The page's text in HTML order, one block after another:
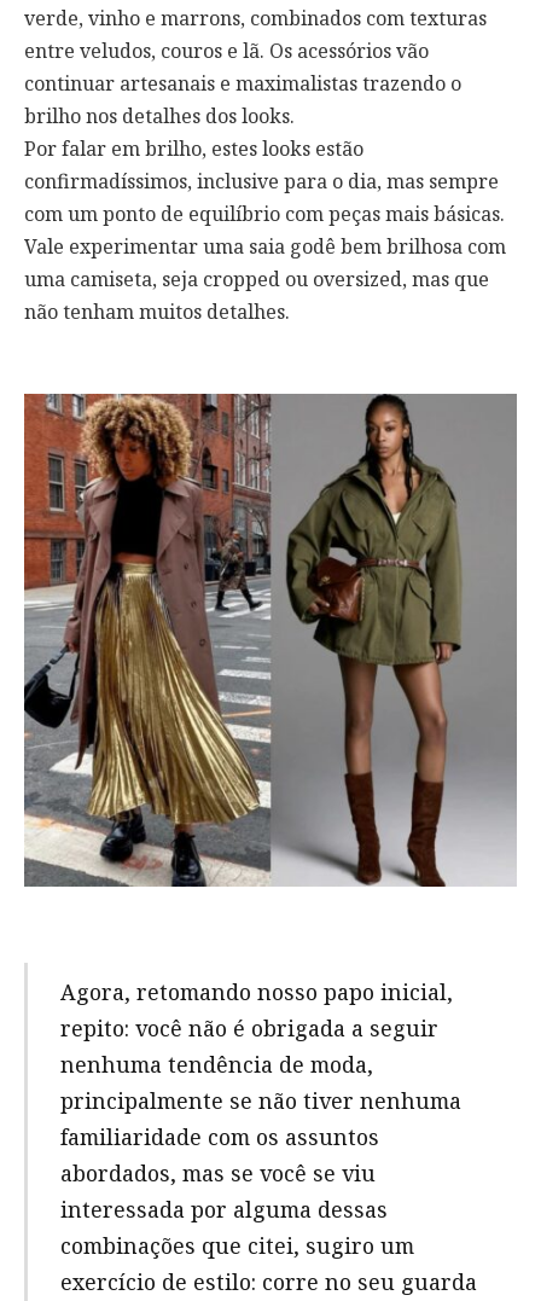
verde, vinho e marrons, combinados com texturas
entre veludos, couros e lã. Os acessórios vão
continuar artesanais e maximalistas trazendo o
brilho nos detalhes dos looks.
Por falar em brilho, estes looks estão
confirmadíssimos, inclusive para o dia, mas sempre
com um ponto de equilíbrio com peças mais básicas.
Vale experimentar uma saia godê bem brilhosa com
uma camiseta, seja cropped ou oversized, mas que
não tenham muitos detalhes.
Agora, retomando nosso papo inicial,
repito: você não é obrigada a seguir
nenhuma tendência de moda,
principalmente se não tiver nenhuma
familiaridade com os assuntos
abordados, mas se você se viu
interessada por alguma dessas
combinações que citei, sugiro um
exercício de estilo: corre no seu guarda